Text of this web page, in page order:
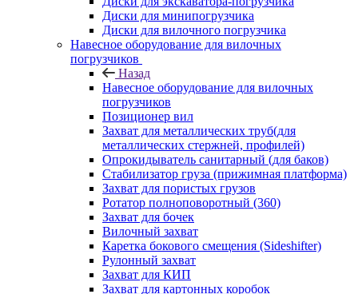
Диски для минипогрузчика
Диски для вилочного погрузчика
Навесное оборудование для вилочных
погрузчиков
Назад
Навесное оборудование для вилочных
погрузчиков
Позиционер вил
Захват для металлических труб(для
металлических стержней, профилей)
Опрокидыватель санитарный (для баков)
Стабилизатор груза (прижимная платформа)
Захват для пористых грузов
Ротатор полноповоротный (360)
Захват для бочек
Вилочный захват
Каретка бокового смещения (Sideshifter)
Рулонный захват
Захват для КИП
Захват для картонных коробок